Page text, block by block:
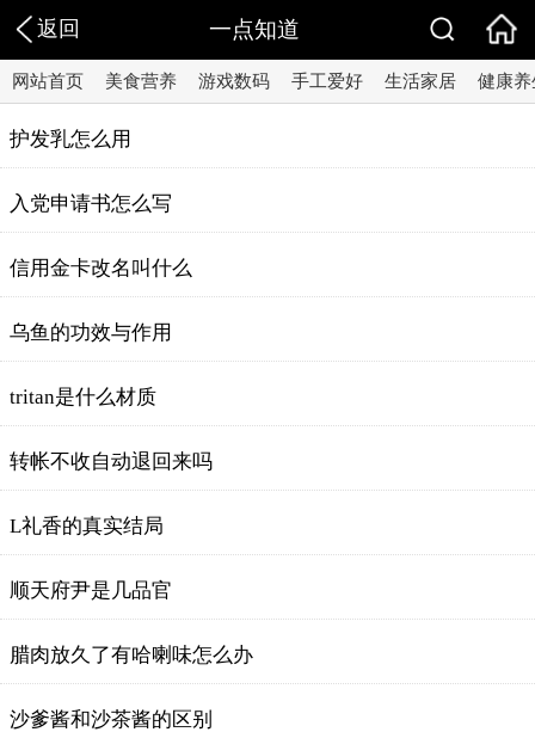
返回 一点知道
网站首页 美食营养 游戏数码 手工爱好 生活家居 健康养
护发乳怎么用
入党申请书怎么写
信用金卡改名叫什么
乌鱼的功效与作用
tritan是什么材质
转帐不收自动退回来吗
L礼香的真实结局
顺天府尹是几品官
腊肉放久了有哈喇味怎么办
沙爹酱和沙茶酱的区别